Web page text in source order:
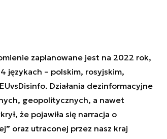
zaplanowane jest na 2022 rok,
językach – polskim, rosyjskim,
Działania dezinformacyjne
geopolitycznych, a nawet
że pojawiła się narracja o
oraz utraconej przez nasz kraj